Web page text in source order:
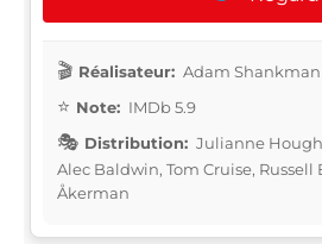
Réalisateur: Adam Shankman
Note: IMDb 5.9
Distribution: Julianne
Alec Baldwin, Tom Cruise, Russell
Åkerman